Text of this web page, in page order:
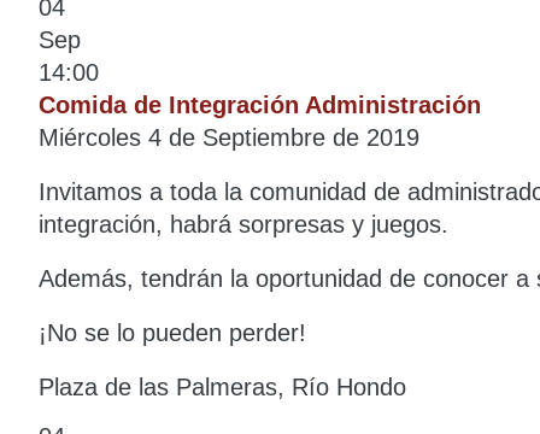
04
Sep
14:00
Comida de Integración Administración
Miércoles 4 de Septiembre de 2019
Invitamos a toda la comunidad de
integración, habrá sorpresas y juegos.
Además, tendrán la oportunidad de conocer
¡No se lo pueden perder!
Plaza de las Palmeras, Río Hondo